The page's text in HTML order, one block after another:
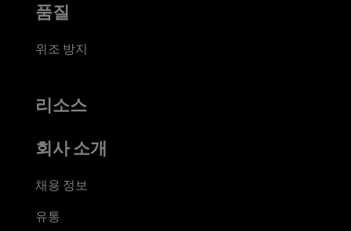
품질
위조 방지
리소스
회사 소개
채용 정보
유통